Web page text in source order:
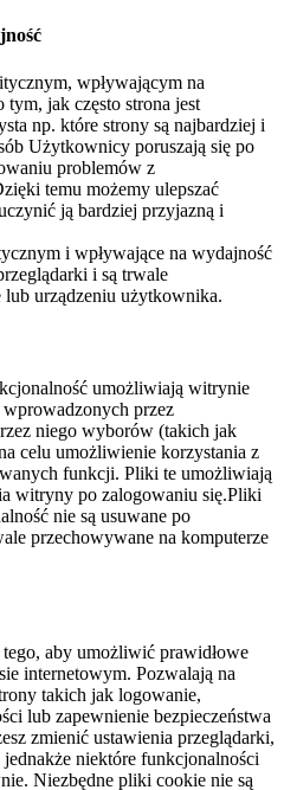
wpływającym na
jak często strona jest
np. które strony są najbardziej i
Użytkownicy poruszają się po
problemów z
temu możemy ulepszać
ją bardziej przyjazną i
i wpływające na wydajność
i są trwale
urządzeniu użytkownika.
umożliwiają witrynie
przez
niego wyborów (takich jak
celu umożliwienie korzystania z
funkcji. Pliki te umożliwiają
witryny po zalogowaniu się.Pliki
nie są usuwane po
przechowywane na komputerze
aby umożliwić prawidłowe
internetowym. Pozwalają na
takich jak logowanie,
lub zapewnienie bezpieczeństwa
zmienić ustawienia przeglądarki,
niektóre funkcjonalności
Niezbędne pliki cookie nie są